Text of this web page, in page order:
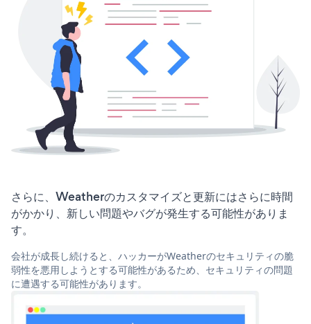
さらに、Weatherのカスタマイズと更新にはさらに時間
がかかり、新しい問題やバグが発生する可能性がありま
す。
会社が成長し続けると、ハッカーがWeatherのセキュリティの脆
弱性を悪用しようとする可能性があるため、セキュリティの問題
に遭遇する可能性があります。